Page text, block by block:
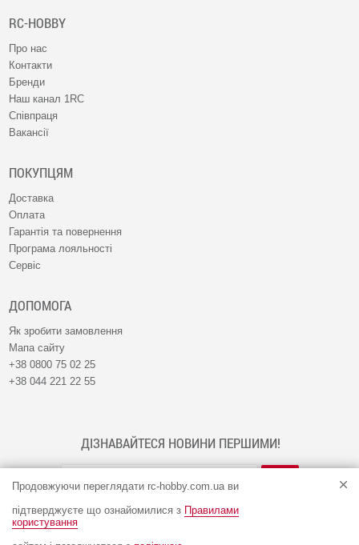
Продовжуючи переглядати rc-hobby.com.ua ви
підтверджуєте що ознайомилися з Правилами
користування
RC-HOBBY
Про нас
Контакти
Бренди
Наш канал 1RC
Співпраця
Вакансії
ПОКУПЦЯМ
Доставка
Оплата
Гарантія та повернення
Програма лояльності
Сервіс
ДОПОМОГА
Як зробити замовлення
Мапа сайту
+38 0800 75 02 25
+38 044 221 22 55
ДІЗНАВАЙТЕСЯ НОВИНИ ПЕРШИМИ!